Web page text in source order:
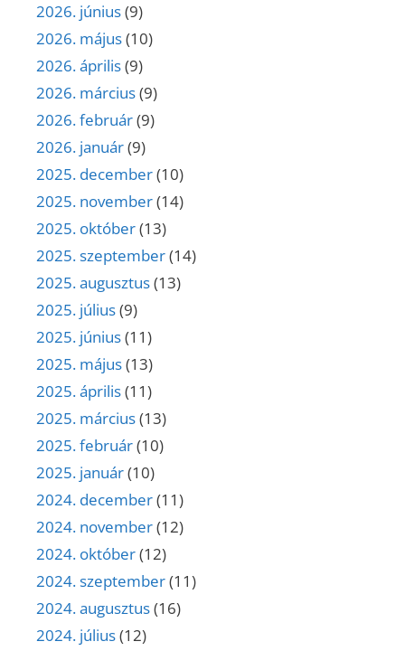
2026. június(9)
2026. május(10)
2026. április(9)
2026. március(9)
2026. február(9)
2026. január(9)
2025. december(10)
2025. november(14)
2025. október(13)
2025. szeptember(14)
2025. augusztus(13)
2025. július(9)
2025. június(11)
2025. május(13)
2025. április(11)
2025. március(13)
2025. február(10)
2025. január(10)
2024. december(11)
2024. november(12)
2024. október(12)
2024. szeptember(11)
2024. augusztus(16)
2024. július(12)